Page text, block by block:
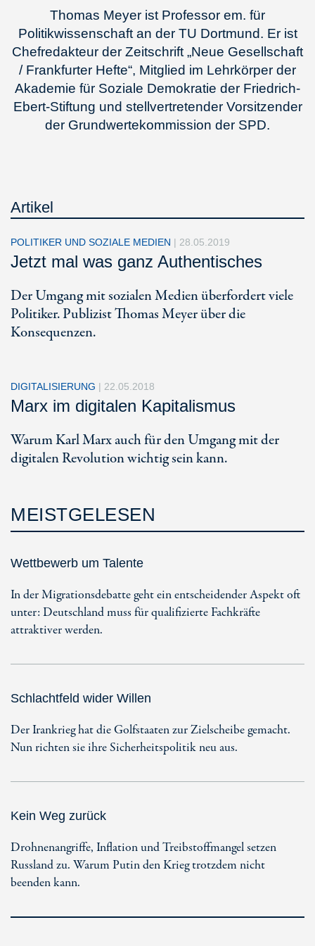
Thomas Meyer ist Professor em. für
Politikwissenschaft an der TU Dortmund. Er ist
Chefredakteur der Zeitschrift „Neue Gesellschaft
/ Frankfurter Hefte“, Mitglied im Lehrkörper der
Akademie für Soziale Demokratie der Friedrich-
Ebert-Stiftung und stellvertretender Vorsitzender
der Grundwertekommission der SPD.
Artikel
POLITIKER UND SOZIALE MEDIEN | 28.05.2019
Jetzt mal was ganz Authentisches
Der Umgang mit sozialen Medien überfordert viele
Politiker. Publizist Thomas Meyer über die
Konsequenzen.
DIGITALISIERUNG | 22.05.2018
Marx im digitalen Kapitalismus
Warum Karl Marx auch für den Umgang mit der
digitalen Revolution wichtig sein kann.
MEISTGELESEN
Wettbewerb um Talente
In der Migrationsdebatte geht ein entscheidender Aspekt oft
unter: Deutschland muss für qualifizierte Fachkräfte
attraktiver werden.
Schlachtfeld wider Willen
Der Irankrieg hat die Golfstaaten zur Zielscheibe gemacht.
Nun richten sie ihre Sicherheitspolitik neu aus.
Kein Weg zurück
Drohnenangriffe, Inflation und Treibstoffmangel setzen
Russland zu. Warum Putin den Krieg trotzdem nicht
beenden kann.